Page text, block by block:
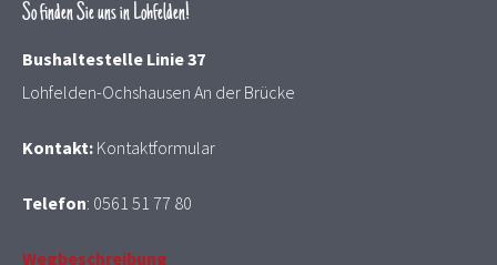
So finden Sie uns in Lohfelden!
Bushaltestelle Linie 37
Lohfelden-Ochshausen An der Brücke
Kontakt: Kontaktformular
Telefon: 0561 51 77 80
Wegbeschreibung